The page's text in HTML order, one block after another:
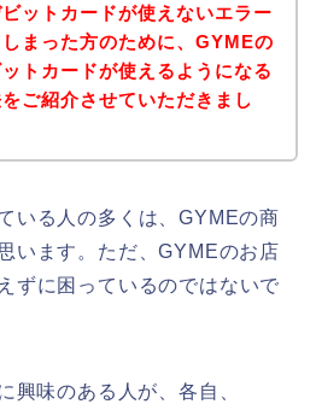
ットカードが使えないエラー
まった方のために、GYMEの
トカードが使えるようになる
ご紹介させていただきまし
いる人の多くは、GYMEの商
います。ただ、GYMEのお店
ずに困っているのではないで
興味のある人が、各自、